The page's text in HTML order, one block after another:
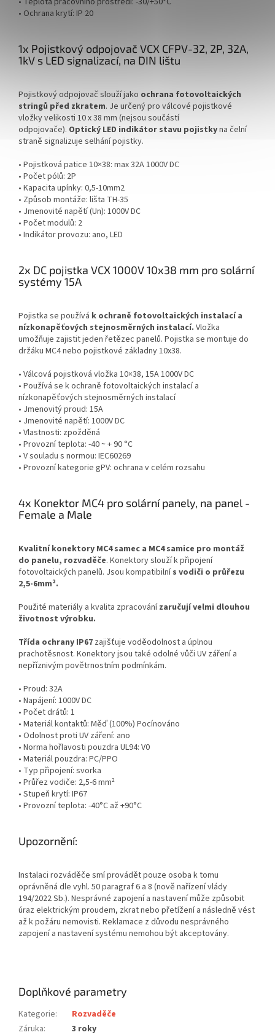
• Ochrana krytí: IP 20
1x Pojistkový odpojovač VCX CFPV-32, 2P, 32A,
1kV s LED signalizací, na DIN lištu
Pojistkový odpojovač slouží jako ochrana fotovoltaických
stringů před zkratem. Je určený pro válcové pojistkové
vložky velikosti 10 x 38 mm (nejsou součástí
odpojovače). Optický LED indikátor stavu pojistkyna čelní
straně signalizuje selhání pojistky.
• Pojistková patice 10×38: max 32A 1000V DC
• Počet pólů: 2P
• Kapacita upínky: 0,5-10mm2
• Způsob montáže: lišta TH-35
• Jmenovité napětí (Un): 1000V DC
• Počet modulů: 2
• Indikátor provozu: ano, LED
2x DC pojistka VCX 1000V 10x38 mm pro solární
systémy 15A
Pojistka se používá k ochraně fotovoltaických instalací a
nízkonapěťových stejnosměrných instalací. Vložka
umožňuje zajistit jeden řetězec panelů. Pojistka se montuje do
držáku MC4 nebo pojistkové základny 10x38.
• Válcová pojistková vložka 10×38, 15A 1000V DC
• Používá se k ochraně fotovoltaických instalací a
nízkonapěťových stejnosměrných instalací
• Jmenovitý proud: 15A
• Jmenovité napětí: 1000V DC
• Vlastnosti: zpožděná
• Provozní teplota: -40 ~ + 90 °C
• V souladu s normou: IEC60269
• Provozní kategorie gPV: ochrana v celém rozsahu
4x Konektor MC4 pro solární panely, na panel -
Female a Male
Kvalitní konektory MC4 samec a MC4 samice pro montáž
do panelu, rozvaděče. Konektory slouží k připojení
fotovoltaických panelů. Jsou kompatibilní s vodiči o průřezu
2,5-6mm².
Použité materiály a kvalita zpracování zaručují velmi dlouhou
životnost výrobku.
Třída ochrany IP67 zajišťuje voděodolnost a úplnou
prachotěsnost. Konektory jsou také odolné vůči UV záření a
nepříznivým povětrnostním podmínkám.
• Proud: 32A
• Napájení: 1000V DC
• Počet drátů: 1
• Materiál kontaktů: Měď (100%) Pocínováno
• Odolnost proti UV záření: ano
• Norma hořlavosti pouzdra UL94: V0
• Materiál pouzdra: PC/PPO
• Typ připojení: svorka
• Průřez vodiče: 2,5-6 mm²
• Stupeň krytí: IP67
• Provozní teplota: -40°C až +90°C
Upozornění:
Instalaci rozváděče smí provádět pouze osoba k tomu
oprávněná dle vyhl. 50 paragraf 6 a 8 (nově nařízení vlády
194/2022 Sb.). Nesprávné zapojení a nastavení může způsobit
úraz elektrickým proudem, zkrat nebo přetížení a následně vést
až k požáru nemovisti. Reklamace z důvodu nesprávného
zapojení a nastavení systému nemohou být akceptovány.
Doplňkové parametry
Kategorie:
Rozvaděče
Záruka:
3 roky